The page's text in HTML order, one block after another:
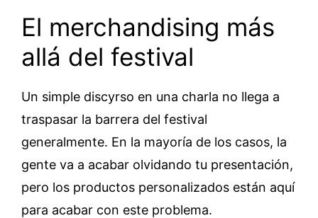
El merchandising más
allá del festival
Un simple discyrso en una charla no llega a
traspasar la barrera del festival
generalmente. En la mayoría de los casos, la
gente va a acabar olvidando tu presentación,
pero los productos personalizados están aquí
para acabar con este problema.